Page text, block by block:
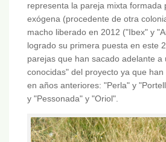
representa la pareja mixta formada
exógena (procedente de otra
macho liberado en 2012 ("Ibex" y
logrado su primera puesta en este
parejas que han sacado adelante a
conocidas" del proyecto ya que
en años anteriores: "Perla" y
y "Pessonada" y "Oriol".